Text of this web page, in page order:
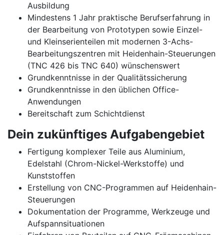
Ausbildung
Mindestens 1 Jahr praktische Berufserfahrung in
der Bearbeitung von Prototypen sowie Einzel-
und Kleinserienteilen mit modernen 3-Achs-
Bearbeitungszentren mit Heidenhain-Steuerungen
(TNC 426 bis TNC 640) wünschenswert
Grundkenntnisse in der Qualitätssicherung
Grundkenntnisse in den üblichen Office-
Anwendungen
Bereitschaft zum Schichtdienst
Dein zukünftiges Aufgabengebiet
Fertigung komplexer Teile aus Aluminium,
Edelstahl (Chrom-Nickel-Werkstoffe) und
Kunststoffen
Erstellung von CNC-Programmen auf Heidenhain-
Steuerungen
Dokumentation der Programme, Werkzeuge und
Aufspannsituationen